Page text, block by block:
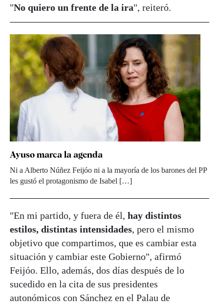
"No quiero un frente de la ira", reiteró.
Ayuso marca la agenda
Ni a Alberto Núñez Feijóo ni a la mayoría de los barones del PP
les gustó el protagonismo de Isabel […]
"En mi partido, y fuera de él, hay distintos
estilos, distintas intensidades, pero el mismo
objetivo que compartimos, que es cambiar esta
situación y cambiar este Gobierno", afirmó
Feijóo. Ello, además, dos días después de lo
sucedido en la cita de sus presidentes
autonómicos con Sánchez en el Palau de